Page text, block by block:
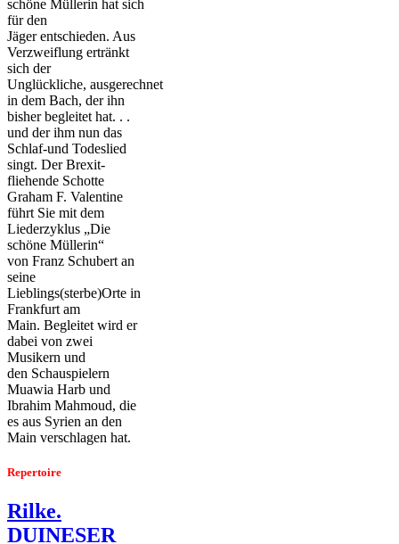
schöne Müllerin hat sich
für den
Jäger entschieden. Aus
Verzweiflung ertränkt
sich der
Unglückliche, ausgerechnet
in dem Bach, der ihn
bisher begleitet hat. . .
und der ihm nun das
Schlaf-und Todeslied
singt. Der Brexit-
fliehende Schotte
Graham F. Valentine
führt Sie mit dem
Liederzyklus „Die
schöne Müllerin“
von Franz Schubert an
seine
Lieblings(sterbe)Orte in
Frankfurt am
Main. Begleitet wird er
dabei von zwei
Musikern und
den Schauspielern
Muawia Harb und
Ibrahim Mahmoud, die
es aus Syrien an den
Main verschlagen hat.
Repertoire
Rilke.
DUINESER